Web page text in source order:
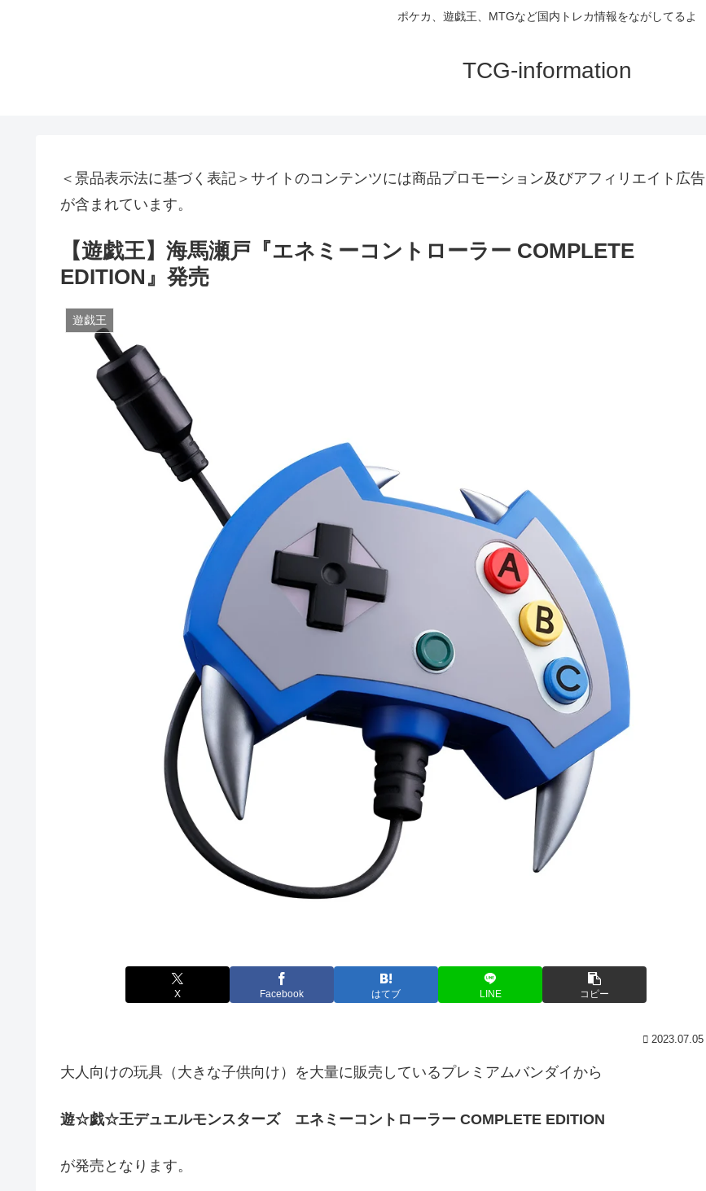
ポケカ、遊戯王、MTGなど国内トレカ情報をながしてるよ
TCG-information
＜景品表示法に基づく表記＞サイトのコンテンツには商品プロモーション及びアフィリエイト広告
が含まれています。
【遊戯王】海馬瀬戸『エネミーコントローラー COMPLETE
EDITION』発売
遊戯王
X Facebook はてブ LINE コピー
2023.07.05
大人向けの玩具（大きな子供向け）を大量に販売しているプレミアムバンダイから
遊☆戯☆王デュエルモンスターズ エネミーコントローラー COMPLETE EDITION
が発売となります。